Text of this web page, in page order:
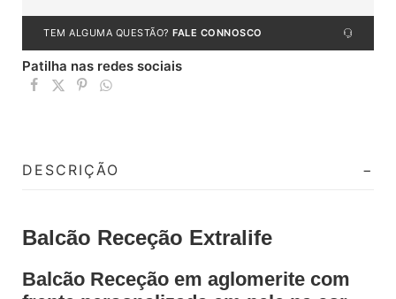
TEM ALGUMA QUESTÃO? FALE CONNOSCO
Patilha nas redes sociais
DESCRIÇÃO
Balcão Receção Extralife
Balcão Receção em aglomerite com